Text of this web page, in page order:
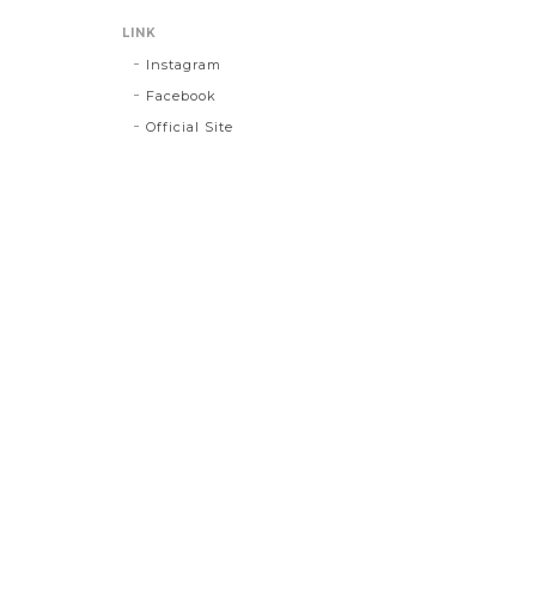
LINK
Instagram
Facebook
Official Site